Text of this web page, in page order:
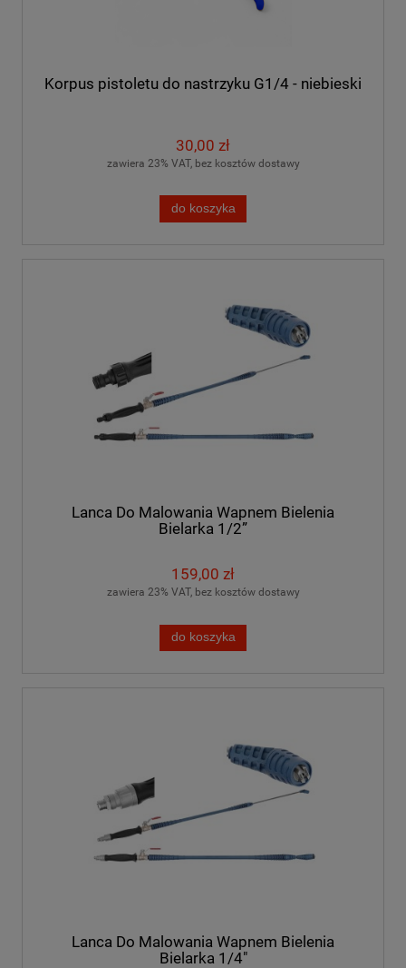
Korpus pistoletu do nastrzyku G1/4 - niebieski
30,00 zł
zawiera 23% VAT, bez kosztów dostawy
do koszyka
Lanca Do Malowania Wapnem Bielenia
Bielarka 1/2”
159,00 zł
zawiera 23% VAT, bez kosztów dostawy
do koszyka
Lanca Do Malowania Wapnem Bielenia
Bielarka 1/4"